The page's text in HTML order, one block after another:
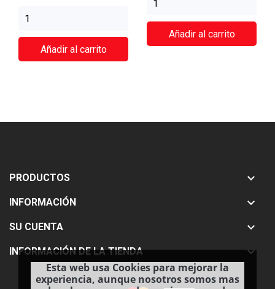
Esta web usa Cookies para mejorar la
experiencia, aunque nosotros somos mas
Añadir al carrito
Añadir al carrito
PRODUCTOS 
INFORMACIÓN 
SU CUENTA 
INFORMACIÓN DE LA TIENDA 